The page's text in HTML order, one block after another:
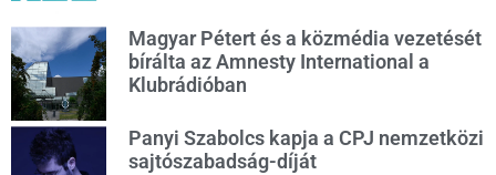
Magyar Pétert és a közmédia vezetését
bírálta az Amnesty International a
Klubrádióban
Panyi Szabolcs kapja a CPJ nemzetközi
sajtószabadság-díját